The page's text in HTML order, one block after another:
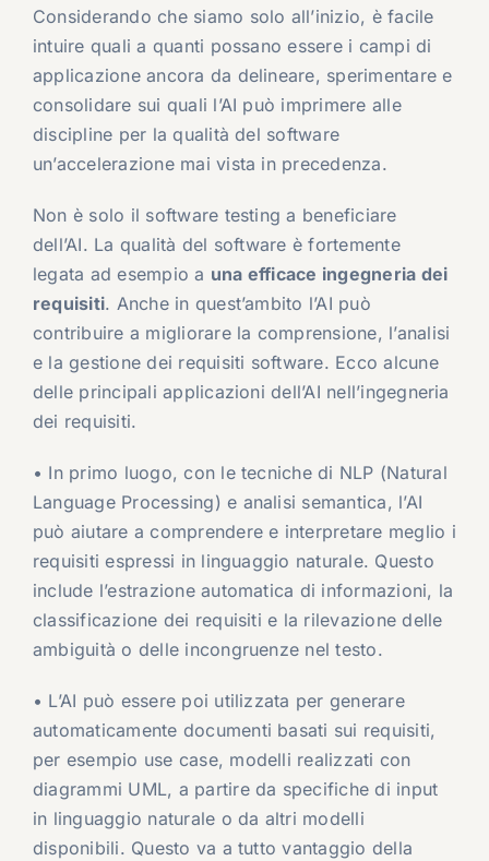
Considerando che siamo solo all’inizio, è facile
intuire quali a quanti possano essere i campi di
applicazione ancora da delineare, sperimentare e
consolidare sui quali l’AI può imprimere alle
discipline per la qualità del software
un’accelerazione mai vista in precedenza.
Non è solo il software testing a beneficiare
dell’AI. La qualità del software è fortemente
legata ad esempio a una efficace ingegneria dei
requisiti. Anche in quest’ambito l’AI può
contribuire a migliorare la comprensione, l’analisi
e la gestione dei requisiti software. Ecco alcune
delle principali applicazioni dell’AI nell’ingegneria
dei requisiti.
• In primo luogo, con le tecniche di NLP (Natural
Language Processing) e analisi semantica, l’AI
può aiutare a comprendere e interpretare meglio i
requisiti espressi in linguaggio naturale. Questo
include l’estrazione automatica di informazioni, la
classificazione dei requisiti e la rilevazione delle
ambiguità o delle incongruenze nel testo.
• L’AI può essere poi utilizzata per generare
automaticamente documenti basati sui requisiti,
per esempio use case, modelli realizzati con
diagrammi UML, a partire da specifiche di input
in linguaggio naturale o da altri modelli
disponibili. Questo va a tutto vantaggio della